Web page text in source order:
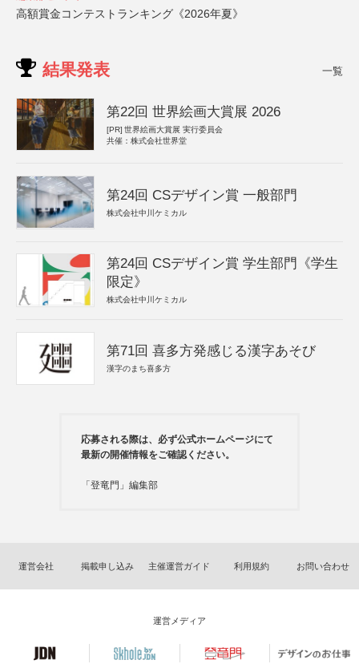
高額賞金コンテストランキング《2026年夏》
結果発表 一覧
第22回 世界絵画大賞展 2026
[PR] 世界絵画大賞展 実行委員会
共催：株式会社世界堂
第24回 CSデザイン賞 一般部門
株式会社中川ケミカル
第24回 CSデザイン賞 学生部門《学生
限定》
株式会社中川ケミカル
第71回 喜多方発感じる漢字あそび
漢字のまち喜多方
応募される際は、必ず公式ホームページにて
最新の開催情報をご確認ください。
「登竜門」編集部
運営会社 掲載申し込み 主催運営ガイド 利用規約 お問い合わせ
運営メディア